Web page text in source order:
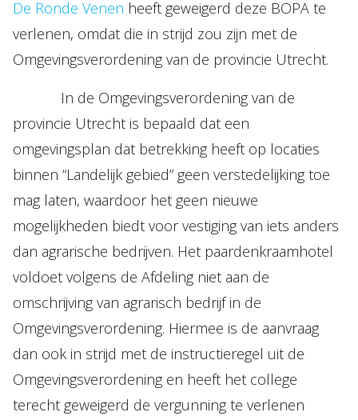
De Ronde Venen heeft geweigerd deze BOPA te
verlenen, omdat die in strijd zou zijn met de
Omgevingsverordening van de provincie Utrecht.
In de Omgevingsverordening van de
provincie Utrecht is bepaald dat een
omgevingsplan dat betrekking heeft op locaties
binnen “Landelijk gebied” geen verstedelijking toe
mag laten, waardoor het geen nieuwe
mogelijkheden biedt voor vestiging van iets anders
dan agrarische bedrijven. Het paardenkraamhotel
voldoet volgens de Afdeling niet aan de
omschrijving van agrarisch bedrijf in de
Omgevingsverordening. Hiermee is de aanvraag
dan ook in strijd met de instructieregel uit de
Omgevingsverordening en heeft het college
terecht geweigerd de vergunning te verlenen